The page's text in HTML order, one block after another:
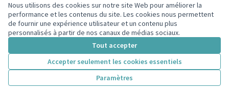
Nous utilisons des cookies sur notre site Web pour améliorer la
performance et les contenus du site. Les cookies nous permettent
de fournir une expérience utilisateur et un contenu plus
personnalisés à partir de nos canaux de médias sociaux.
Tout accepter
Accepter seulement les cookies essentiels
Paramètres
Conditions d'utilisation
Paramètres des cookies
participons.colombes.fr sur Facebook
(Lien externe)
Site réalisé grâce aulogiciel libre Decidim .
Licence
(Lien